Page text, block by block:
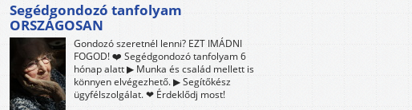
Segédgondozó tanfolyam
ORSZÁGOSAN
Gondozó szeretnél lenni? EZT IMÁDNI
FOGOD! ❤️ Segédgondozó tanfolyam 6
hónap alatt ▶ Munka és család mellett is
könnyen elvégezhető. ▶ Segítőkész
ügyfélszolgálat. ❤ Érdeklődj most!